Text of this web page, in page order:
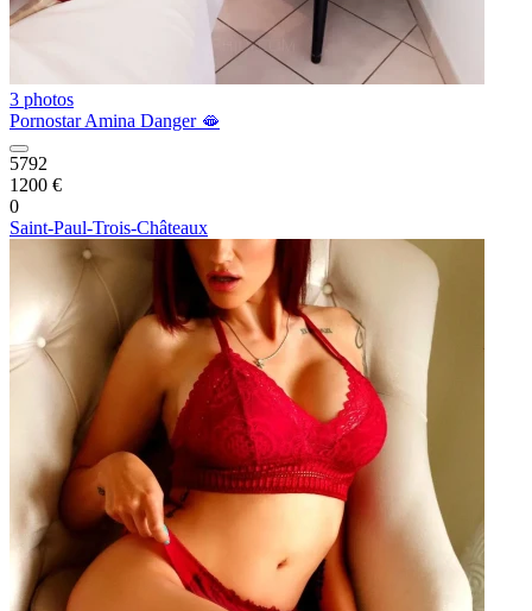
3 photos
Pornostar Amina Danger 🫦
5792
1200 €
0
Saint-Paul-Trois-Châteaux